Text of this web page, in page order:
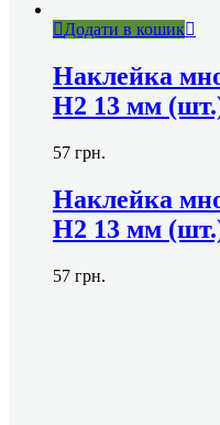
Додати в кошик
Наклейка
Н2 13 мм
57 грн.
Наклейка
Н2 13 мм
57 грн.